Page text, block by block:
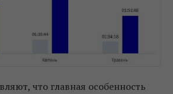
что главная особенность